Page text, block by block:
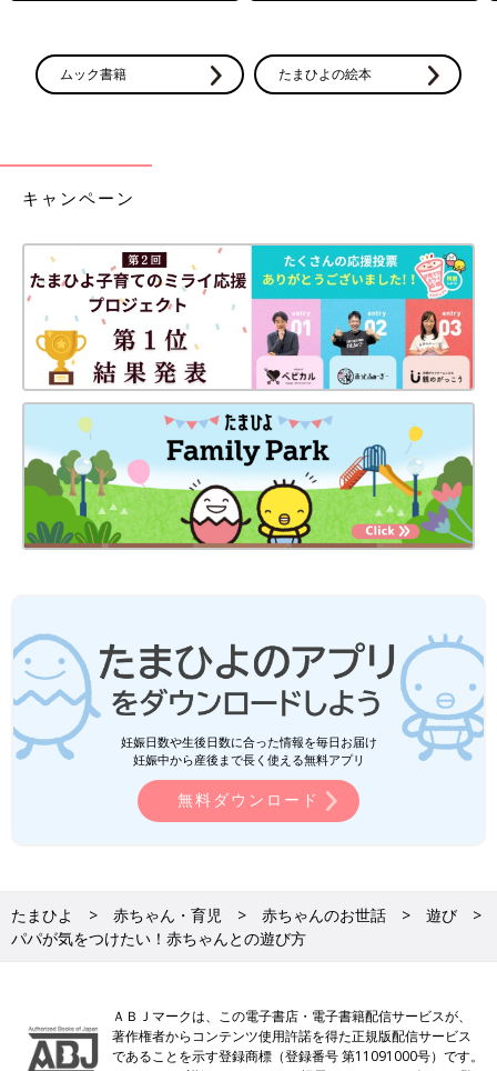
ムック書籍 たまひよの絵本
キャンペーン
妊娠日数や生後日数に合った情報を毎日お届け
妊娠中から産後まで長く使える無料アプリ
無料ダウンロード
たまひよ 赤ちゃん・育児 赤ちゃんのお世話
遊び
パパが気をつけたい！赤ちゃんとの遊び方
ＡＢＪマークは、この電子書店・電子書籍配信サービスが、
著作権者からコンテンツ使用許諾を得た正規版配信サービス
であることを示す登録商標（登録番号 第11091000号）です。